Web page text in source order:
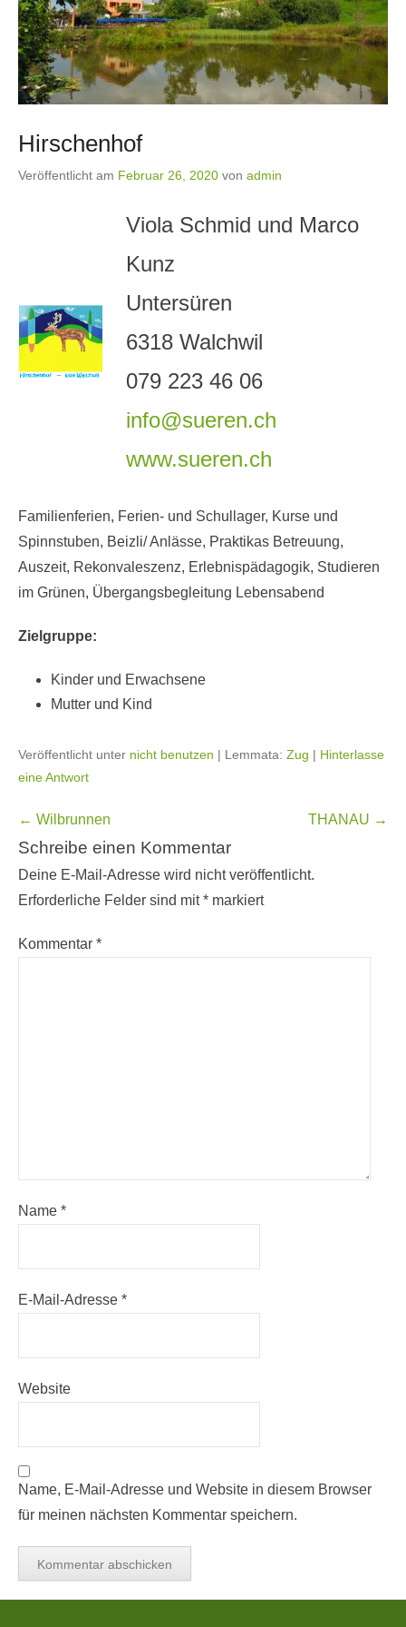
Hirschenhof
Veröffentlicht am Februar 26, 2020 von admin
Viola Schmid und Marco
Kunz
Untersüren
6318 Walchwil
079 223 46 06
info@sueren.ch
www.sueren.ch
Familienferien, Ferien- und Schullager, Kurse und
Spinnstuben, Beizli/ Anlässe, Praktikas Betreuung,
Auszeit, Rekonvaleszenz, Erlebnispädagogik, Studieren
im Grünen, Übergangsbegleitung Lebensabend
Zielgruppe:
Kinder und Erwachsene
Mutter und Kind
Veröffentlicht unter nicht benutzen | Lemmata: Zug | Hinterlasse
eine Antwort
Beitragsnavigation
← Wilbrunnen THANAU →
Schreibe einen Kommentar
Deine E-Mail-Adresse wird nicht veröffentlicht.
Erforderliche Felder sind mit* markiert
Kommentar *
Name *
E-Mail-Adresse *
Website
Name, E-Mail-Adresse und Website in diesem Browser
für meinen nächsten Kommentar speichern.